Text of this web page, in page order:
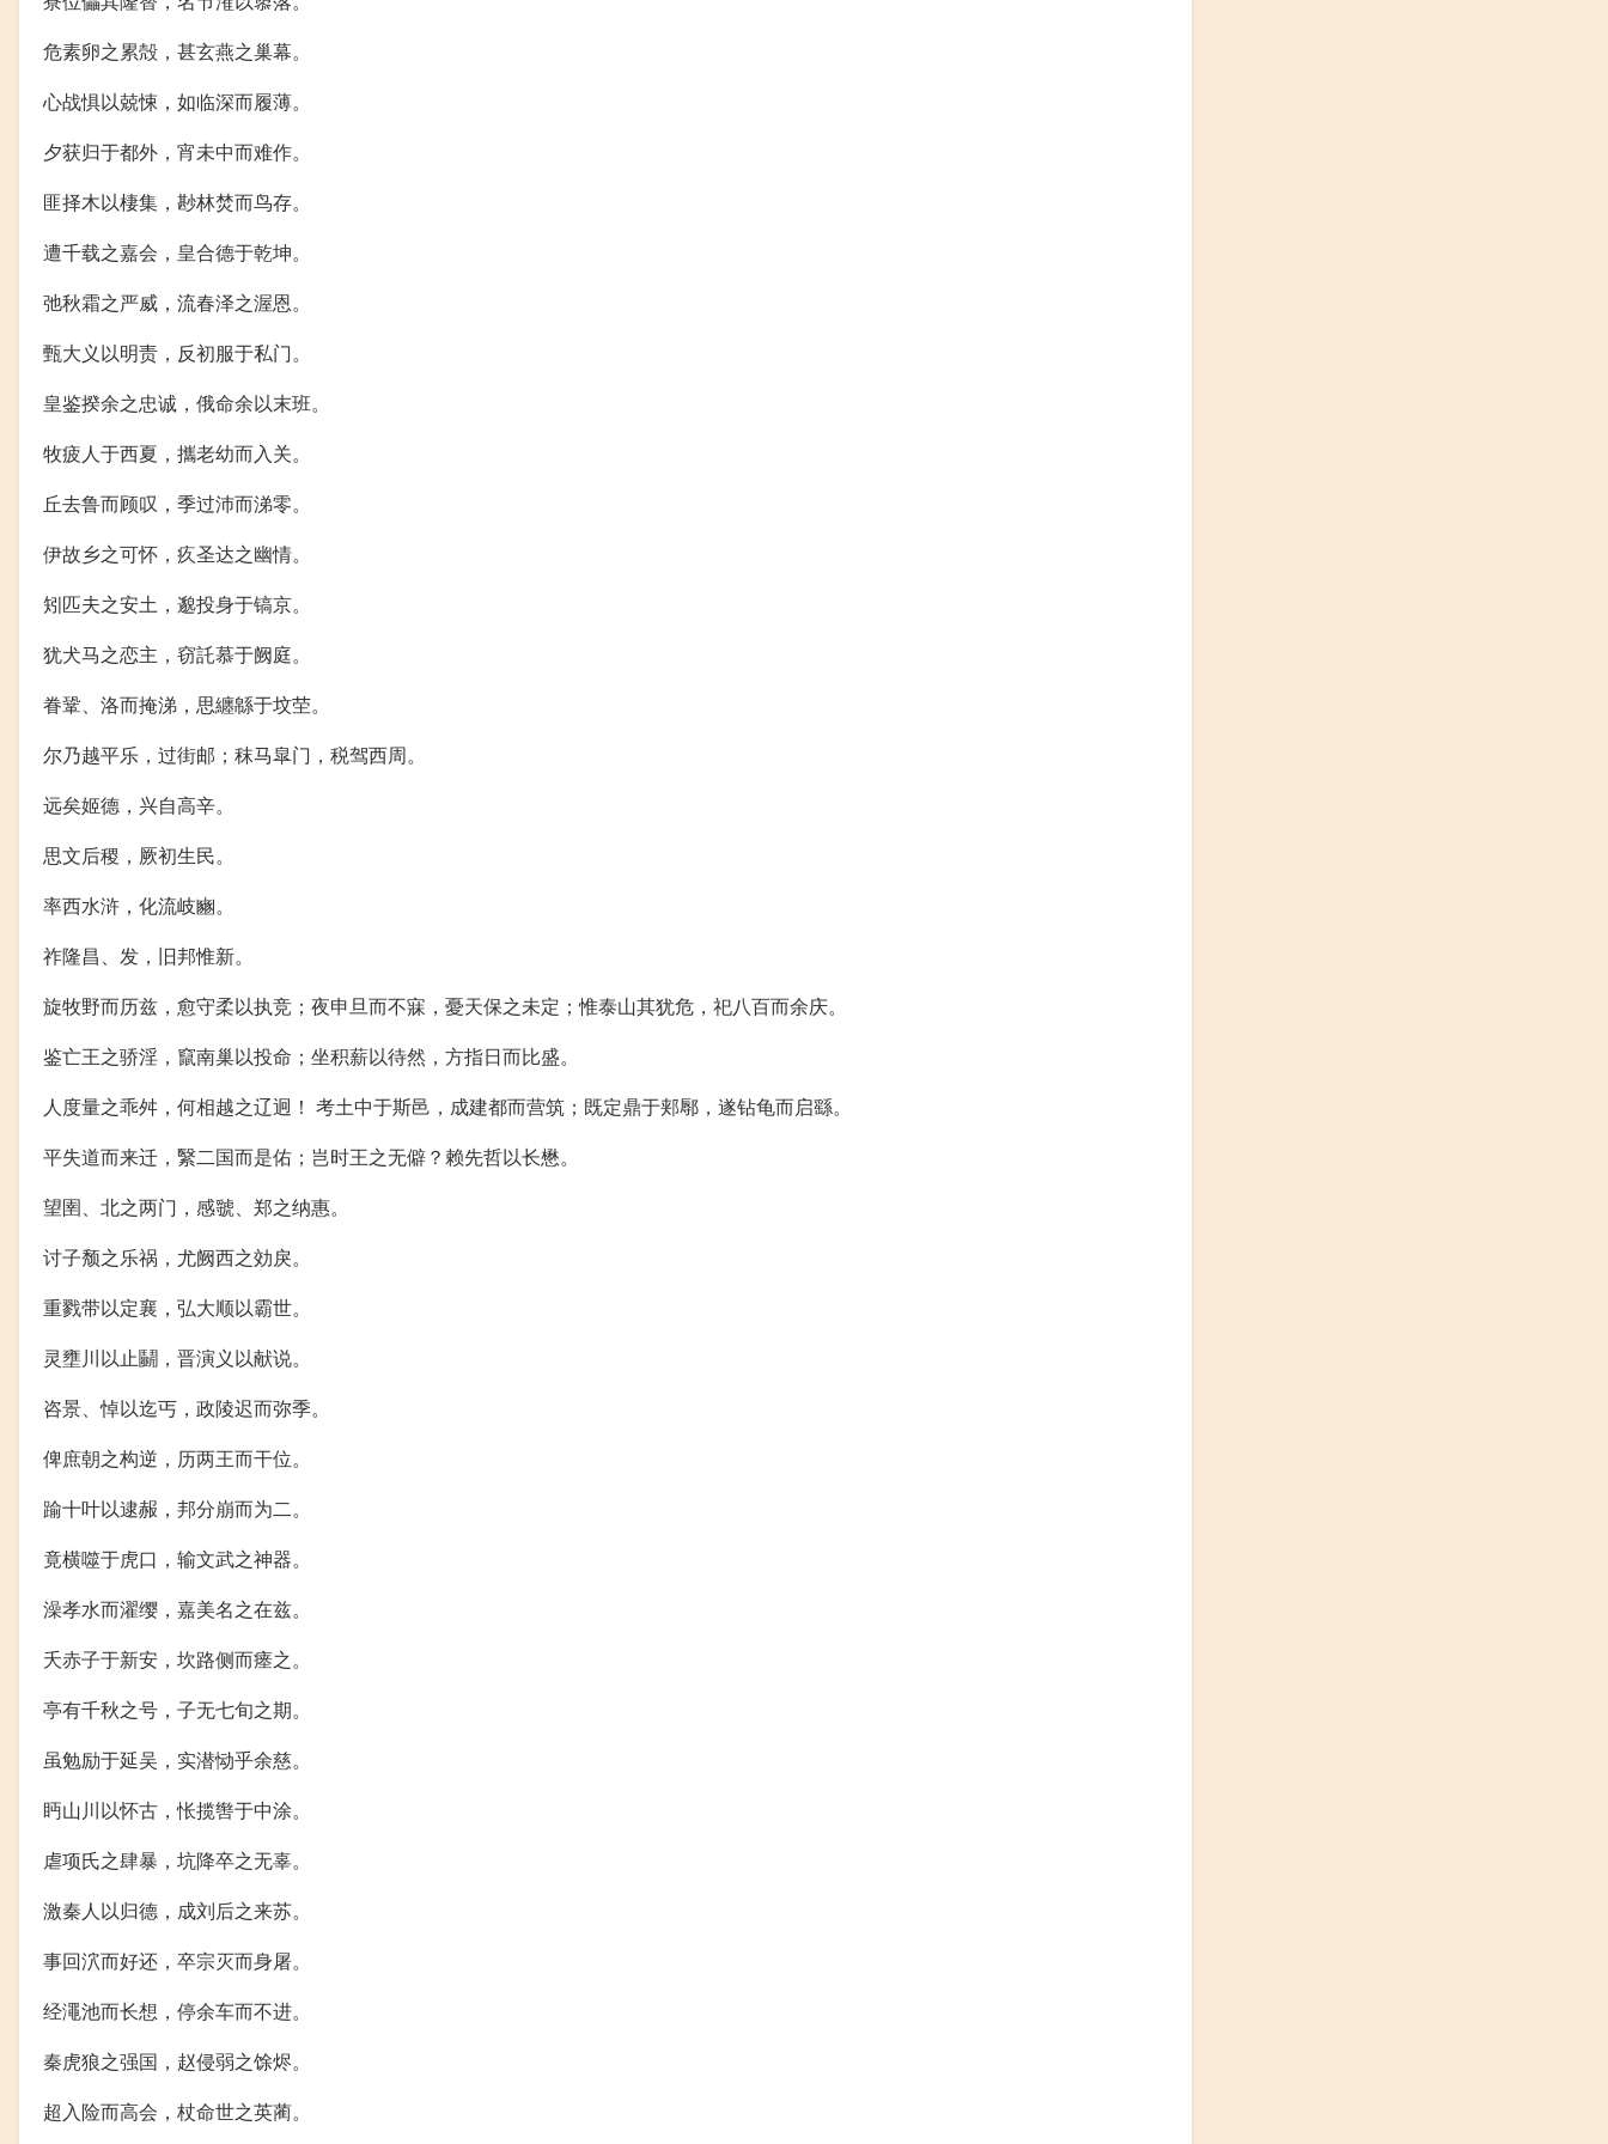
危素卵之累殻，甚玄燕之巢幕。
心战惧以兢悚，如临深而履薄。
夕获归于都外，宵未中而难作。
匪择木以棲集，尠林焚而鸟存。
遭千载之嘉会，皇合德于乾坤。
弛秋霜之严威，流春泽之渥恩。
甄大义以明责，反初服于私门。
皇鉴揆余之忠诚，俄命余以末班。
牧疲人于西夏，攜老幼而入关。
丘去鲁而顾叹，季过沛而涕零。
伊故乡之可怀，疚圣达之幽情。
矧匹夫之安土，邈投身于镐京。
犹犬马之恋主，窃託慕于阙庭。
眷鞏、洛而掩涕，思纏緜于坟茔。
尔乃越平乐，过街邮；秣马皐门，税驾西周。
远矣姬德，兴自高辛。
思文后稷，厥初生民。
率西水浒，化流岐豳。
祚隆昌、发，旧邦惟新。
旋牧野而历兹，愈守柔以执竞；夜申旦而不寐，憂天保之未定；惟泰山其犹危，祀八百而余庆。
鉴亡王之骄淫，竄南巢以投命；坐积薪以待然，方指日而比盛。
人度量之乖舛，何相越之辽迥！ 考土中于斯邑，成建都而营筑；既定鼎于郏鄏，遂钻龟而启繇。
平失道而来迁，繄二国而是佑；岂时王之无僻？赖先哲以长懋。
望圉、北之两门，感虢、郑之纳惠。
讨子颓之乐祸，尤阙西之効戾。
重戮带以定襄，弘大顺以霸世。
灵壅川以止鬭，晋演义以献说。
咨景、悼以迄丐，政陵迟而弥季。
俾庶朝之构逆，历两王而干位。
踰十叶以逮赧，邦分崩而为二。
竟横噬于虎口，输文武之神器。
澡孝水而濯缨，嘉美名之在兹。
夭赤子于新安，坎路侧而瘗之。
亭有千秋之号，子无七旬之期。
虽勉励于延吴，实潜恸乎余慈。
眄山川以怀古，怅揽辔于中涂。
虐项氏之肆暴，坑降卒之无辜。
激秦人以归德，成刘后之来苏。
事回泬而好还，卒宗灭而身屠。
经澠池而长想，停余车而不进。
秦虎狼之强国，赵侵弱之馀烬。
超入险而高会，杖命世之英蔺。